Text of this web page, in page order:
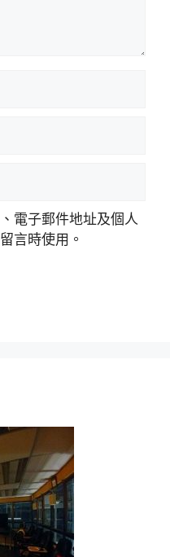
電子郵件地址及個人
言時使用。